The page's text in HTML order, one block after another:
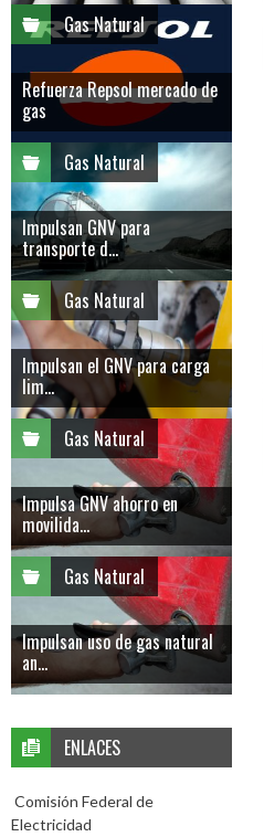
Gas Natural
Refuerza Repsol mercado de
gas
Gas Natural
Impulsan GNV para
transporte d...
Gas Natural
Impulsan el GNV para carga
lim...
Gas Natural
Impulsa GNV ahorro en
movilida...
Gas Natural
Impulsan uso de gas natural
an...
ENLACES
Comisión Federal de
Electricidad